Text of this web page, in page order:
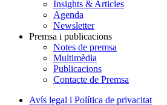
Insights & Articles
Agenda
Newsletter
Premsa i publicacions
Notes de premsa
Multimèdia
Publicacions
Contacte de Premsa
Avís legal i Política de privacitat